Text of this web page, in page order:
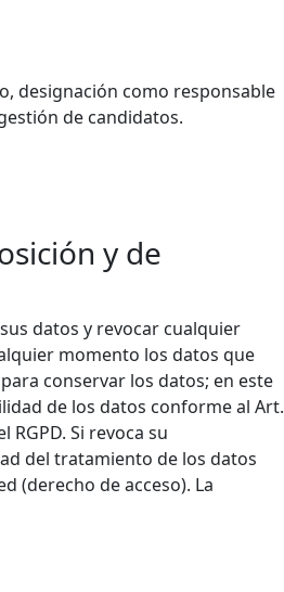
designación como responsable
de candidatos.
y de
datos y revocar cualquier
momento los datos que
conservar los datos; en este
de los datos conforme al Art.
Si revoca su
del tratamiento de los datos
(derecho de acceso). La